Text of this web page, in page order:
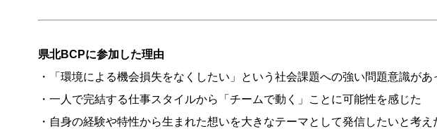
県北BCPに参加した理由
・「環境による機会損失をなくしたい」という社会課題への強い問題意識があ
・一人で完結する仕事スタイルから「チームで動く」ことに可能性を感じた
・自身の経験や特性から生まれた想いを大きなテーマとして発信したいと考え